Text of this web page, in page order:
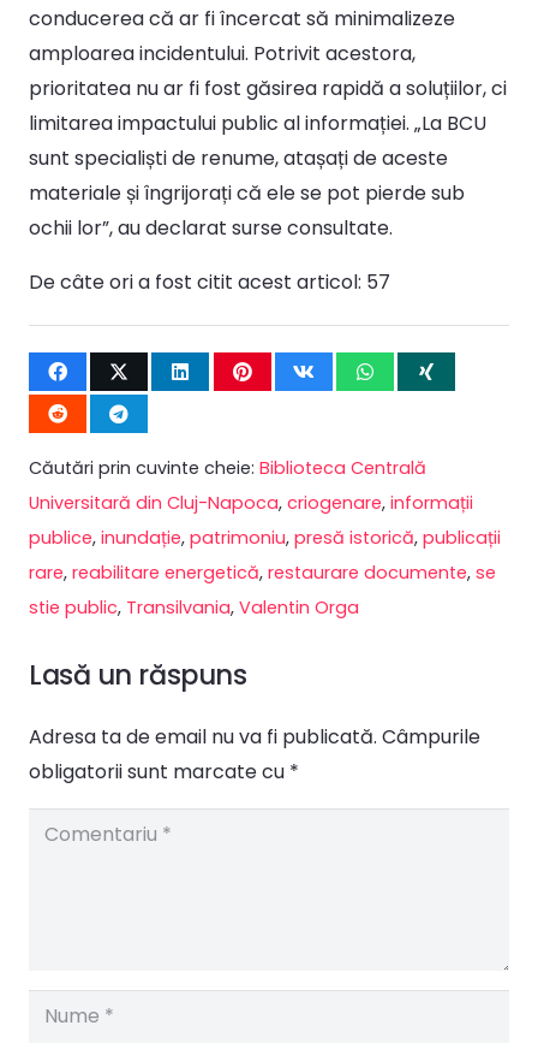
conducerea că ar fi încercat să minimalizeze
amploarea incidentului. Potrivit acestora,
prioritatea nu ar fi fost găsirea rapidă a soluțiilor, ci
limitarea impactului public al informației. „La BCU
sunt specialiști de renume, atașați de aceste
materiale și îngrijorați că ele se pot pierde sub
ochii lor”, au declarat surse consultate.
De câte ori a fost citit acest articol: 57
Căutări prin cuvinte cheie: Biblioteca Centrală
Universitară din Cluj-Napoca, criogenare, informații
publice, inundație, patrimoniu, presă istorică, publicații
rare, reabilitare energetică, restaurare documente, se
stie public, Transilvania, Valentin Orga
Lasă un răspuns
Adresa ta de email nu va fi publicată. Câmpurile
obligatorii sunt marcate cu *